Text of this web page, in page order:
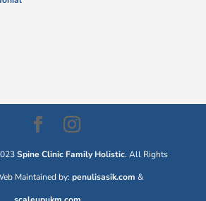
Spine Clinic Family Holistic. All Rights
Maintained by: penulisasik.com &